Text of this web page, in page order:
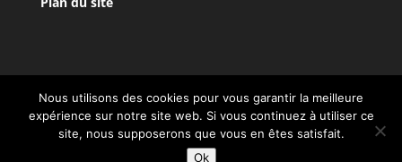
Design deElegant Themes| Propulsé par
Nous utilisons des cookies pour vous garantir la meilleure
expérience sur notre site web. Si vous continuez à utiliser ce
site, nous supposerons que vous en êtes satisfait.
Ok